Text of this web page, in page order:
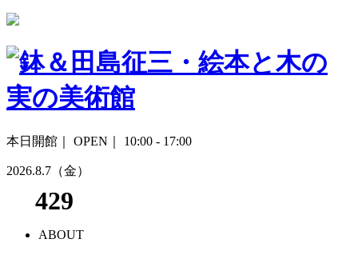
本日開館｜ OPEN｜ 10:00 - 17:00
2026.8.7 （金）
ABOUT